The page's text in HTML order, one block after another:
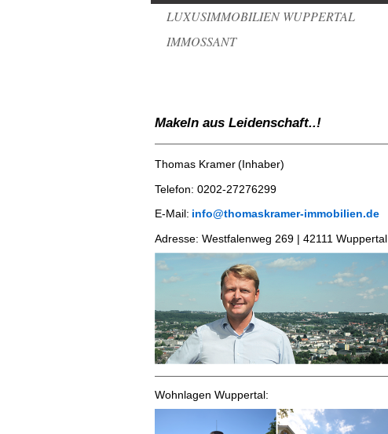
LUXUSIMMOBILIEN WUPPERTAL
IMMOSSANT
Makeln aus Leidenschaft..!
Thomas Kramer(Inhaber)
Telefon: 0202-27276299
E-Mail: info@thomaskramer-immobilien.de
​Adresse: Westfalenweg 269 | 42111 Wuppertal
Wohnlagen Wuppertal: